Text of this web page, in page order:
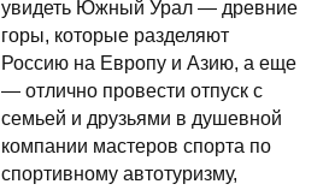
увидеть Южный Урал — древние
горы, которые разделяют
Россию на Европу и Азию, а еще
— отлично провести отпуск с
семьей и друзьями в душевной
компании мастеров спорта по
спортивному автотуризму,